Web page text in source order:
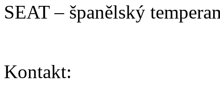
SEAT – španělský
Kontakt: